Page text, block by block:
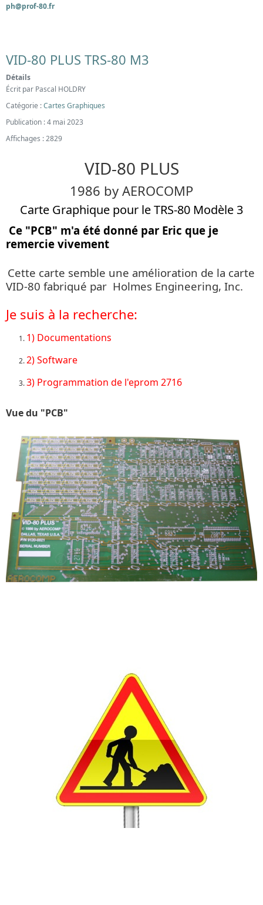
ph@prof-80.fr
VID-80 PLUS TRS-80 M3
Détails
Écrit par Pascal HOLDRY
Catégorie :Cartes Graphiques
Publication : 4 mai 2023
Affichages : 2829
VID-80 PLUS
1986 by AEROCOMP
Carte Graphique pour le TRS-80 Modèle 3
Ce "PCB" m'a été donné par Eric que je
remercie vivement
Cette carte semble une amélioration de la carte
VID-80 fabriqué par Holmes Engineering, Inc.
Je suis à la recherche:
1) Documentations
2) Software
3) Programmation de l'eprom 2716
Vue du "PCB"